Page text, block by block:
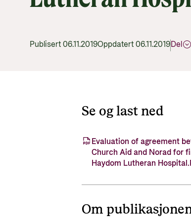
Publisert 06.11.2019Oppdatert 06.11.2019Del
Se og last ned
Evaluation of agreement
Church Aid and Norad for
Haydom Lutheran
Om